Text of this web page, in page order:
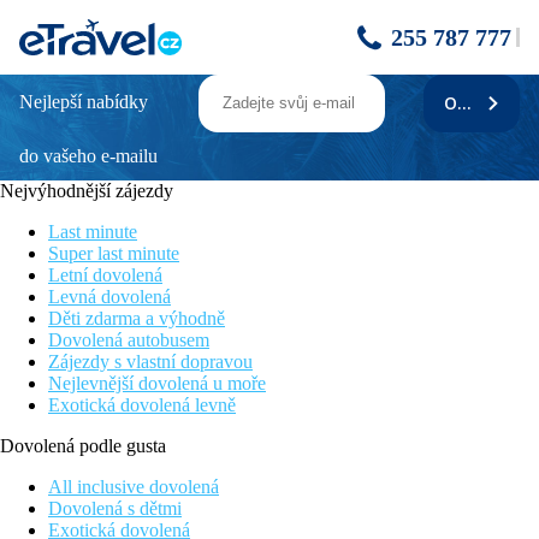
255 787 777
RHODIAN ROSE
Poloha
Oblíbený hotel s přátelskou atmosférou leží v udržované zahradě
naleznete spoustu obchodů, barů, restaurací, obchodů se
suvenýry a typicky řeckými tavernami, které vybízejí k večerní
zábavě a odpočinku
Popis hotelu
Při vstupu se nachází vstupní hala s recepcí. Mezi vybavení patří
Wi-Fi ve veřejných prostorách zdarma, restaurace, bar a bar u
bazénu
Popis pokoje
Pokoje v hotelu Rhodian Rose jsou vybaveny vlastním
popis vybavení a umístění pokojů, najdete v oficiálním popisu u
jednotlivých termínů
Nejlepší nabídky
do vašeho e-mailu
ODEBÍRAT
Nejvýhodnější zájezdy
Last minute
Super last minute
Letní dovolená
Levná dovolená
Děti zdarma a výhodně
Dovolená autobusem
Zájezdy s vlastní dopravou
Nejlevnější dovolená u moře
Exotická dovolená levně
Dovolená podle gusta
All inclusive dovolená
Dovolená s dětmi
Exotická dovolená